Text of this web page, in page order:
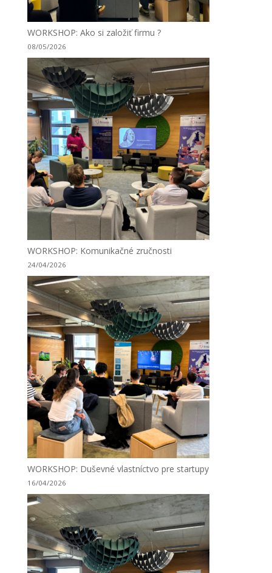
WORKSHOP: Ako si založiť firmu ?
08/05/2026
WORKSHOP: Komunikačné zručnosti
24/04/2026
WORKSHOP: Duševné vlastníctvo pre startupy
16/04/2026